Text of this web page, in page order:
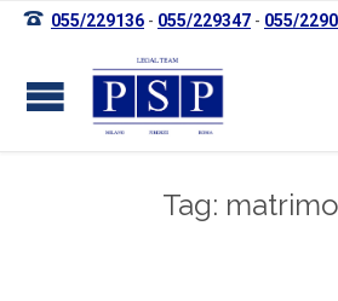
 055/229136 - 055/229347 - 055/
Tag: